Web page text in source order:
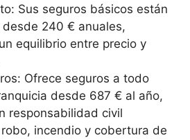
Sus seguros básicos están
240 € anuales,
equilibrio entre precio y
Ofrece seguros a todo
desde 687 € al año,
responsabilidad civil
incendio y cobertura de